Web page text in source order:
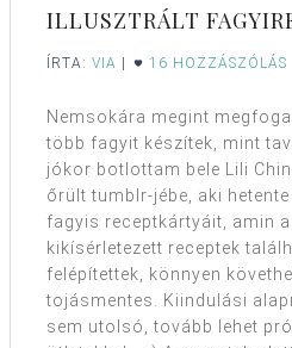
ILLUSZTRÁLT
ÍRTA: VIA | 16 HOZZÁSZÓLÁS
Nemsokára megint
több fagyit készítek, mint
jókor botlottam bele Lili
őrült tumblr-jébe, aki
fagyis receptkártyáit, amin
kikísérletezett receptek
felépítettek, könnyen
tojásmentes. Kiindulási
sem utolsó, tovább lehet